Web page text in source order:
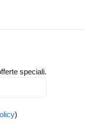
speciali.
)